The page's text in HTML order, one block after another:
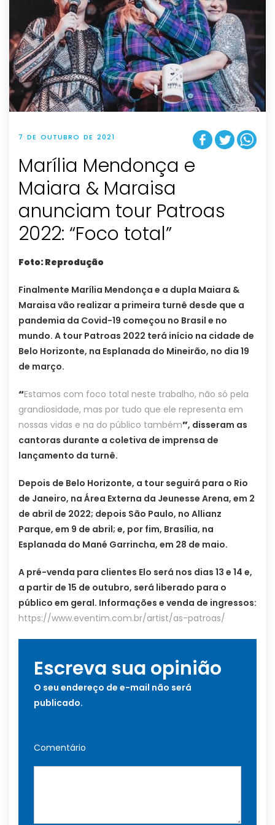
7 DE OUTUBRO DE 2021
Marília Mendonça e
Maiara & Maraisa
anunciam tour Patroas
2022: “Foco total”
Foto: Reprodução
Finalmente Marília Mendonça e a dupla Maiara &
Maraisa vão realizar a primeira turnê desde que a
pandemia da Covid-19 começou no Brasil e no
mundo. A tour Patroas 2022 terá início na cidade de
Belo Horizonte, na Esplanada do Mineirão, no dia 19
de março.
“Estamos com foco total neste trabalho, não só pela
grandiosidade, mas por tudo que ele representa em
nossas vidas e na do público também”, disseram as
cantoras durante a coletiva de imprensa de
lançamento da turnê.
Depois de Belo Horizonte, a tour seguirá para o Rio
de Janeiro, na Área Externa da Jeunesse Arena, em 2
de abril de 2022; depois São Paulo, no Allianz
Parque, em 9 de abril; e, por fim, Brasília, na
Esplanada do Mané Garrincha, em 28 de maio.
A pré-venda para clientes Elo será nos dias 13 e 14 e,
a partir de 15 de outubro, será liberado para o
público em geral. Informações e venda de ingressos:
https://www.eventim.com.br/artist/as-patroas/
Escreva sua opinião
O seu endereço de e-mail não será
publicado.
Comentário